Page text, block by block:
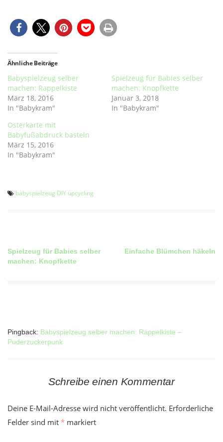
Ähnliche Beiträge
Babyspielzeug selber
machen: Rappelkiste
März 18, 2016
In "Babykram"
Spielzeug für Babies selber
machen: Knopfkette
Januar 3, 2018
In "Babykram"
Osterkarte mit
Babyfußabdruck basteln
März 15, 2016
In "Babykram"
babyspielzeug DIY upcycling
Beitragsnavigation
Spielzeug für Babies selber
machen: Knopfkette
Einfache Blümchen häkeln
Pingback: Babyspielzeug selber machen: Rappelkiste –
Puderzuckerpunk
Schreibe einen Kommentar
Deine E-Mail-Adresse wird nicht veröffentlicht. Erforderliche
Felder sind mit * markiert